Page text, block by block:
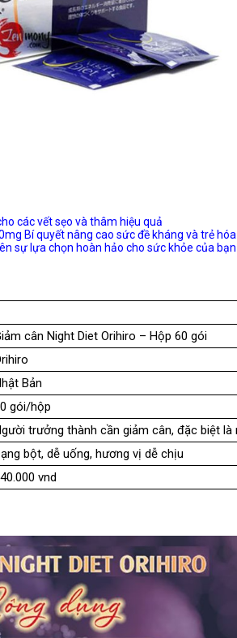
các vết sẹo và thâm hiệu quả
Bí quyết nâng cao sức đề kháng và trẻ
sự lựa chọn hoàn hảo cho sức khỏe của bạn
cân Night Diet Orihiro – Hộp 60 gói
Bản
gói/hộp
trưởng thành cần giảm cân, đặc biệt là
bột, dễ uống, hương vị dễ chịu
vnd